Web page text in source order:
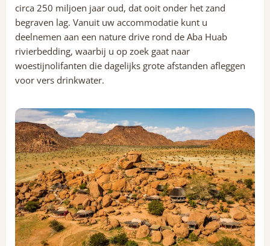
circa 250 miljoen jaar oud, dat ooit onder het zand
begraven lag. Vanuit uw accommodatie kunt u
deelnemen aan een nature drive rond de Aba Huab
rivierbedding, waarbij u op zoek gaat naar
woestijnolifanten die dagelijks grote afstanden afleggen
voor vers drinkwater.